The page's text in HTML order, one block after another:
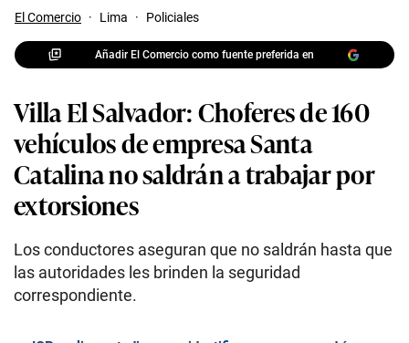
El Comercio · Lima · Policiales
Añadir El Comercio como fuente preferida en
Villa El Salvador: Choferes de 160
vehículos de empresa Santa
Catalina no saldrán a trabajar por
extorsiones
Los conductores aseguran que no saldrán hasta que
las autoridades les brinden la seguridad
correspondiente.